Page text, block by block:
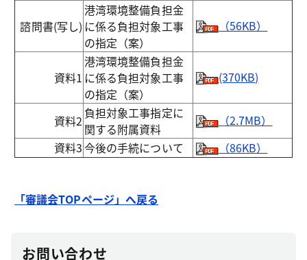
諮問書(写し)
港湾環境整備負担金
に係る負担対象工事
の指定（案）
（56KB）
資料1
港湾環境整備負担金
に係る負担対象工事
の指定（案）
(370KB)
資料2 負担対象工事指定に
関する附属資料
（2.7MB）
資料3今後の手続について （86KB）
「審議会TOPページ」へ戻る
お問い合わせ